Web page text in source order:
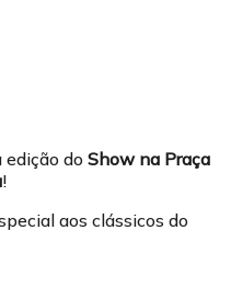
edição do Show na Praça
!
aos clássicos do